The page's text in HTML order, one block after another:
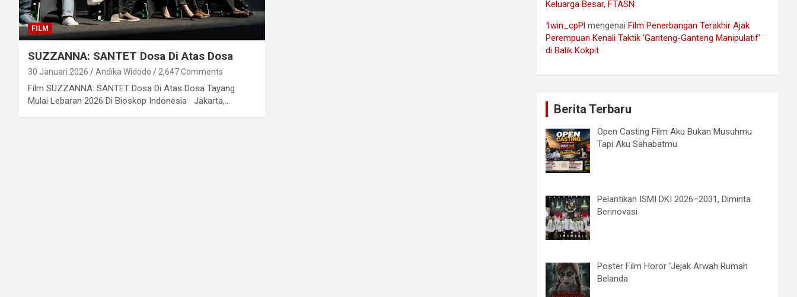
FILM
SUZZANNA: SANTET Dosa Di Atas Dosa
30 Januari 2026 Andika Widodo 2,647 Comments
Film SUZZANNA: SANTET Dosa Di Atas Dosa Tayang
Mulai Lebaran 2026 Di Bioskop Indonesia Jakarta,…
Keluarga Besar, FTASN
1win_cpPl mengenai Film Penerbangan Terakhir Ajak
Perempuan Kenali Taktik ‘Ganteng-Ganteng Manipulatif’
di Balik Kokpit
Berita Terbaru
Open Casting Film Aku Bukan Musuhmu
Tapi Aku Sahabatmu
Pelantikan ISMI DKI 2026–2031, Diminta
Berinovasi
Poster Film Horor ‘Jejak Arwah Rumah
Belanda